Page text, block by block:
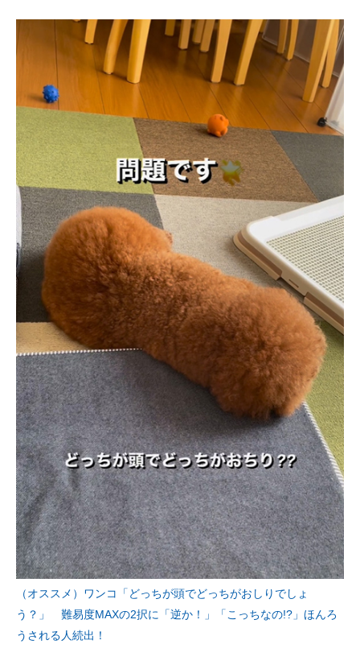
（オススメ）ワンコ「どっちが頭でどっちがおしりでしょ
う？」 難易度MAXの2択に「逆か！」「こっちなの!?」ほんろ
うされる人続出！